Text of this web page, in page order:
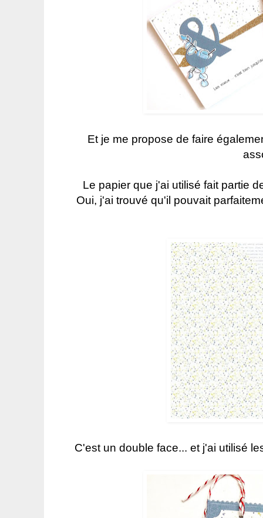
Et je me propose de faire
Le papier que j'ai utilisé fait partie
Oui, j'ai trouvé qu'il pouvait
C'est un double face... et j'ai utilisé